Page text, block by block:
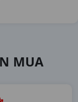
MUA